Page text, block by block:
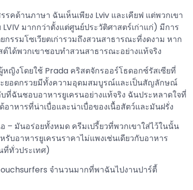
คด้านภาษา ฉันเห็นเพียง Lviv และเคียฟ แต่พวกเขา
มากกว่าตั้งแต่ศูนย์ประวัติศาสตร์เก่าแก่) มีการ
รรมโซเวียตเก่ารวมถึงสวนสาธารณะที่งดงาม หาก
ได้พวกเขาชอบทำสวนสาธารณะอย่างแท้จริง
ญิงโดยใช้ Prada คริสตจักรออร์โธดอกซ์รัสเซียที่
ะยอดกรวยมีทั้งความอุดมสมบูรณ์และเป็นสัญลักษณ์
ที่ฉันชอบอาหารยูเครนอย่างแท้จริง ฉันประหลาดใจที่
าหารที่น่าเบื่อและน่าเบื่อของเนื้อสัตว์และมันฝรั่ง
– มันอร่อยทั้งหมด ครีมเปรี้ยวที่พวกเขาใส่ไว้ในนั้น
บอาหารยูเครนราคาไม่แพงเช่นเดียวกับอาหาร
ทั่วประเทศ)
จำนวนมากที่พาฉันไปงานปาร์ตี้